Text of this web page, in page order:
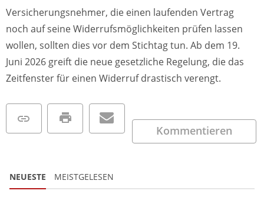
Versicherungsnehmer, die einen laufenden Vertrag
noch auf seine Widerrufsmöglichkeiten prüfen lassen
wollen, sollten dies vor dem Stichtag tun. Ab dem 19.
Juni 2026 greift die neue gesetzliche Regelung, die das
Zeitfenster für einen Widerruf drastisch verengt.
Kommentieren
NEUESTE MEISTGELESEN